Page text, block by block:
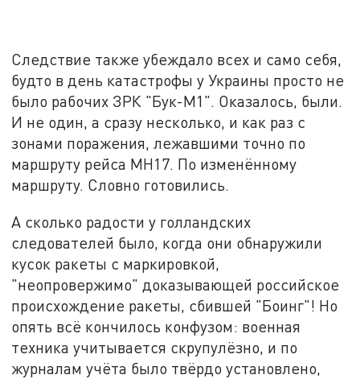
Следствие также убеждало всех и само себя,
будто в день катастрофы у Украины просто не
было рабочих ЗРК "Бук-М1". Оказалось, были.
И не один, а сразу несколько, и как раз с
зонами поражения, лежавшими точно по
маршруту рейса MH17. По изменённому
маршруту. Словно готовились.
А сколько радости у голландских
следователей было, когда они обнаружили
кусок ракеты с маркировкой,
"неопровержимо" доказывающей российское
происхождение ракеты, сбившей "Боинг"! Но
опять всё кончилось конфузом: военная
техника учитывается скрупулёзно, и по
журналам учёта было твёрдо установлено,